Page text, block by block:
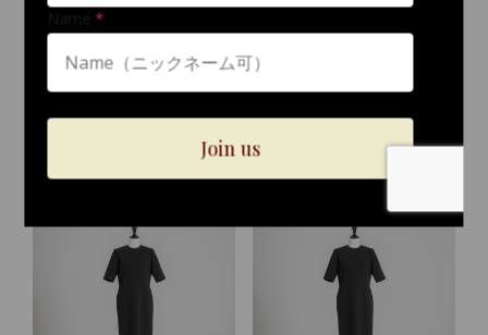
MO//REI タイトワンピース#38
¥99,000
MO//REI タイトワンピース#40
¥99,000